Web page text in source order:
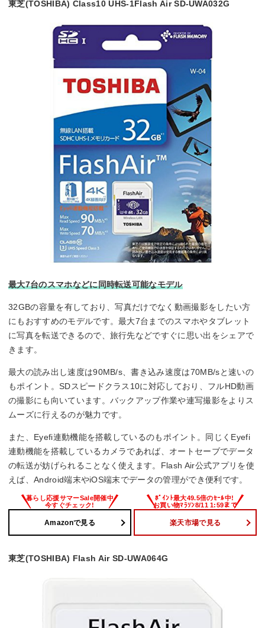
東芝(TOSHIBA) Class10 UHS-1Flash Air SD-UWA032G
最大7台のスマホなどに同時転送可能なモデル
32GBの容量を有しており、写真だけでなく動画撮影をしたい方
にもおすすめのモデルです。最大7台までのスマホやタブレット
に写真を転送できるので、旅行先などですぐに思い出をシェアで
きます。
最大の読み出し速度は90MB/s、書き込み速度は70MB/sと速いの
もポイント。SDスピードクラス10に対応しており、フルHD動画
の撮影にも向いています。バックアップ作業や連写撮影をよりス
ムーズに行えるのが魅力です。
また、Eyefi連動機能を搭載しているのもポイント。同じくEyefi
連動機能を搭載しているカメラであれば、オートセーブでデータ
の転送が妨げられることなく使えます。Flash Air公式アプリを使
えば、Android端末やiOS端末でデータの管理ができ便利です。
Amazonで見る 楽天市場で見る
東芝(TOSHIBA) Flash Air SD-UWA064G